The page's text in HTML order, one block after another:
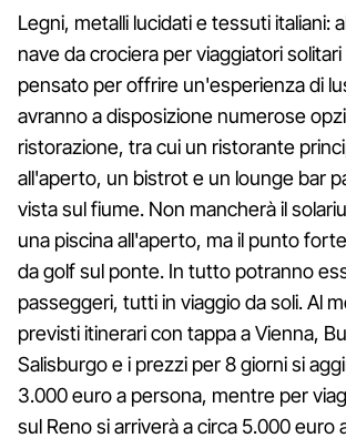
Legni, metalli lucidati e tessuti italiani:
nave da crociera per viaggiatori
pensato per offrire un'esperienza di
avranno a disposizione numerose
ristorazione, tra cui un ristorante
all'aperto, un bistrot e un lounge bar
vista sul fiume. Non mancherà il
una piscina all'aperto, ma il punto
da golf sul ponte. In tutto potranno
passeggeri, tutti in viaggio da soli. Al
previsti itinerari con tappa a Vienna,
Salisburgo e i prezzi per 8 giorni si
3.000 euro a persona, mentre per
sul Reno si arriverà a circa 5.000 euro